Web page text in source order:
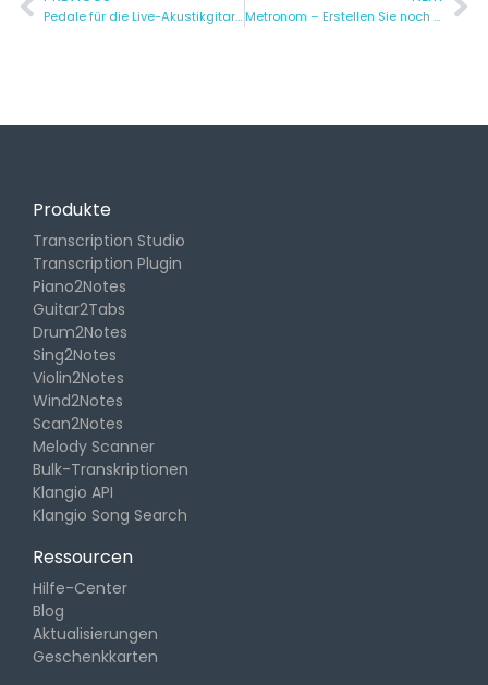
Pedale für die Live-Akustikgitarrenperformance Metronom – Erstellen Sie noch straffere Transkriptionen
Produkte
Transcription Studio
Transcription Plugin
Piano2Notes
Guitar2Tabs
Drum2Notes
Sing2Notes
Violin2Notes
Wind2Notes
Scan2Notes
Melody Scanner
Bulk-Transkriptionen
Klangio API
Klangio Song Search
Ressourcen
Hilfe-Center
Blog
Aktualisierungen
Geschenkkarten